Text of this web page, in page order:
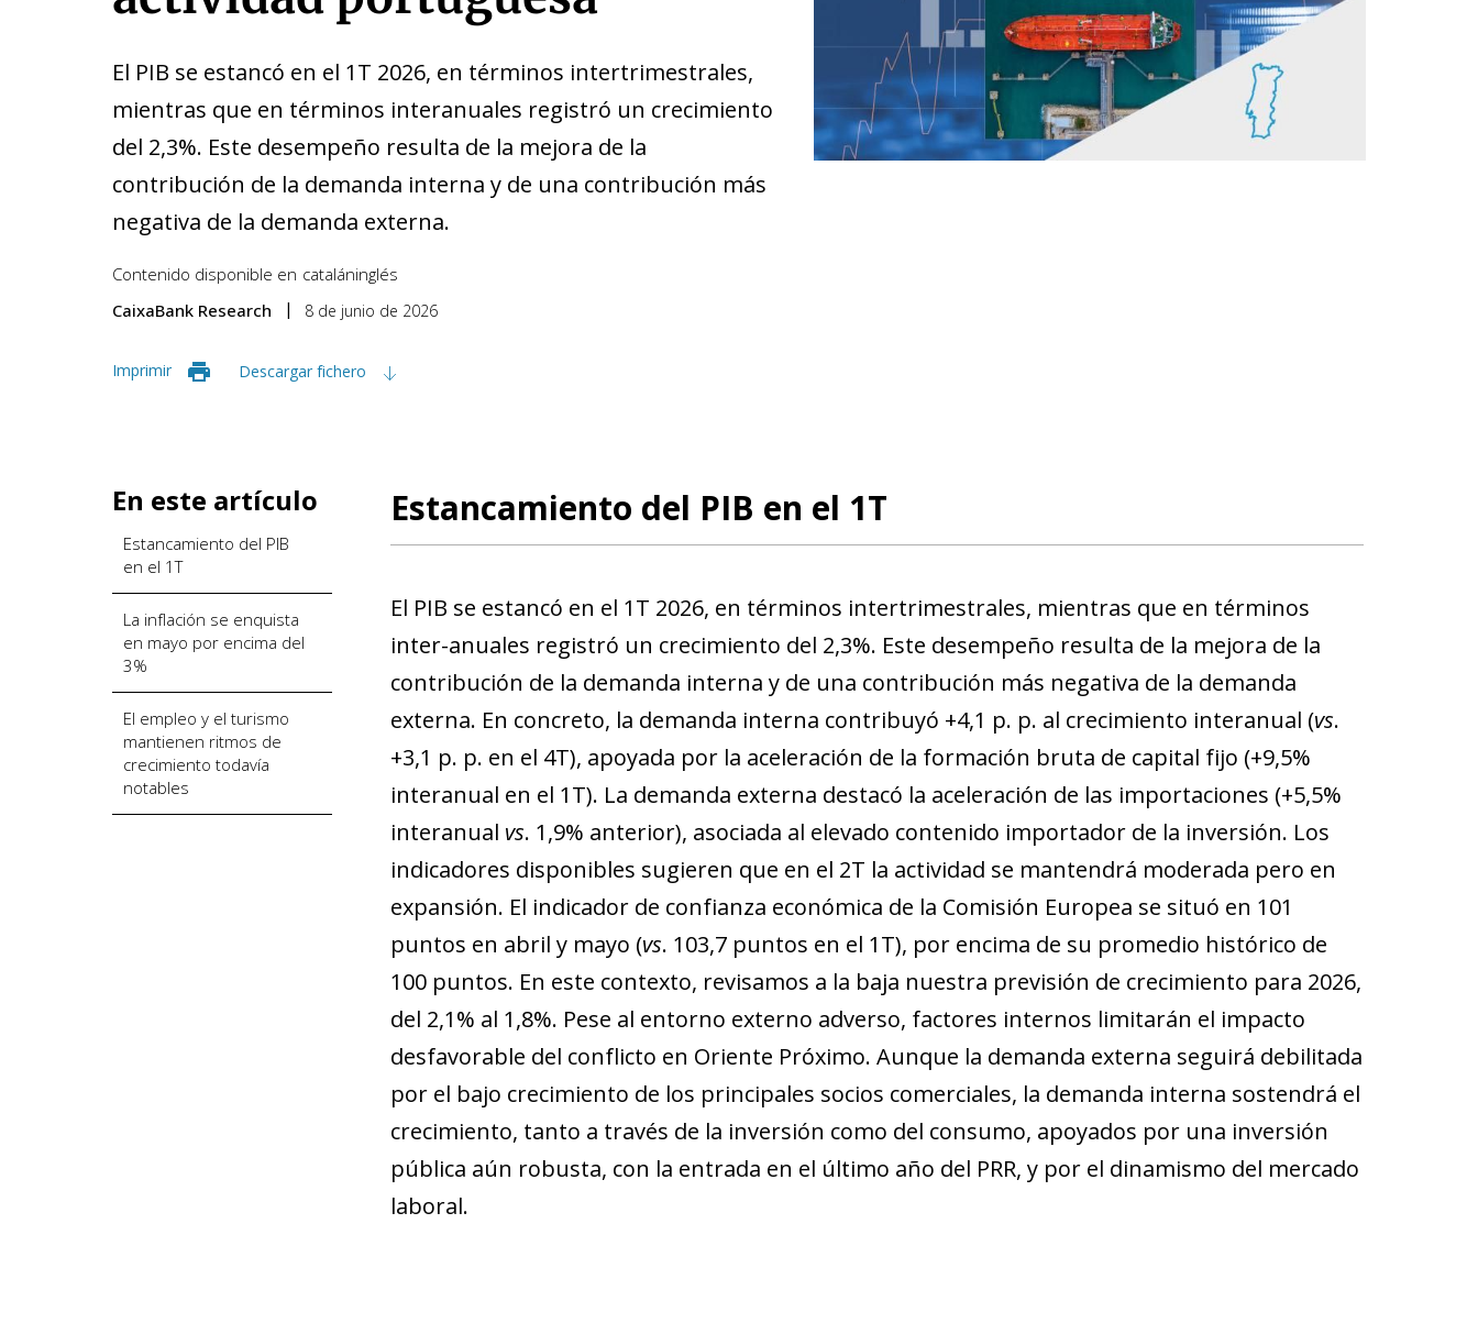
El PIB se estancó en el 1T 2026, en términos intertrimestrales,
mientras que en términos interanuales registró un crecimiento
del 2,3%. Este desempeño resulta de la mejora de la
contribución de la demanda interna y de una contribución más
negativa de la demanda externa.
Contenido disponible en cataláninglés
CaixaBank Research
8 de junio de 2026
Imprimir Descargar fichero
En este artículo
Estancamiento del PIB
en el 1T
La inflación se enquista
en mayo por encima del
3%
El empleo y el turismo
mantienen ritmos de
crecimiento todavía
notables
Estancamiento del PIB en el 1T
El PIB se estancó en el 1T 2026, en términos intertrimestrales, mientras que en términos
inter-anuales registró un crecimiento del 2,3%. Este desempeño resulta de la mejora de la
contribución de la demanda interna y de una contribución más negativa de la demanda
externa. En concreto, la demanda interna contribuyó +4,1 p. p. al crecimiento interanual (vs.
+3,1 p. p. en el 4T), apoyada por la aceleración de la formación bruta de capital fijo (+9,5%
interanual en el 1T). La demanda externa destacó la aceleración de las importaciones (+5,5%
interanual vs. 1,9% anterior), asociada al elevado contenido importador de la inversión. Los
indicadores disponibles sugieren que en el 2T la actividad se mantendrá moderada pero en
expansión. El indicador de confianza económica de la Comisión Europea se situó en 101
puntos en abril y mayo (vs. 103,7 puntos en el 1T), por encima de su promedio histórico de
100 puntos. En este contexto, revisamos a la baja nuestra previsión de crecimiento para 2026,
del 2,1% al 1,8%. Pese al entorno externo adverso, factores internos limitarán el impacto
desfavorable del conflicto en Oriente Próximo. Aunque la demanda externa seguirá debilitada
por el bajo crecimiento de los principales socios comerciales, la demanda interna sostendrá el
crecimiento, tanto a través de la inversión como del consumo, apoyados por una inversión
pública aún robusta, con la entrada en el último año del PRR, y por el dinamismo del mercado
laboral.